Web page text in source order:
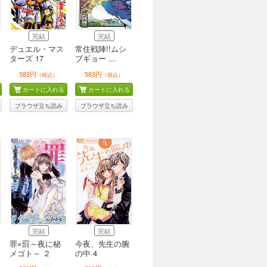
完結
デュエル・マス
ターズ 17
583円 （税込）
カートに入れる
ブラウザ立ち読み
完結
常住戦陣!!ムシ
ブギョー ...
583円 （税込）
カートに入れる
ブラウザ立ち読み
完結
罪×罰～夜に秘
メゴト～ ２
完結
今夜、先生の腕
の中 4